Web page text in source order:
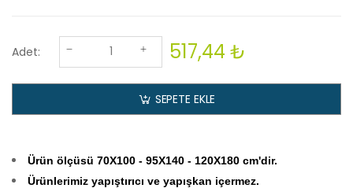
Adet: 517,44 ₺
SEPETE EKLE
Ürün ölçüsü 70X100 - 95X140 - 120X180 cm'dir.
Ürünlerimiz yapıştırıcı ve yapışkan içermez.